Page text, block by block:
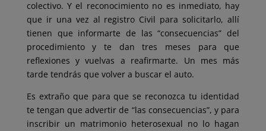
colectivo. Y el reconocimiento no es inmediato, hay
que ir una vez al registro Civil para solicitarlo, allí
tienen que informarte de las “consecuencias” del
procedimiento y te dan tres meses para que
reflexiones y vuelvas a reafirmarte. Un mes más
tarde tendrás que volver a buscar el auto.
Es extraño que para que se reconozca tu identidad
te tengan que advertir de “las consecuencias”, y para
inscribir un matrimonio heterosexual no lo hagan